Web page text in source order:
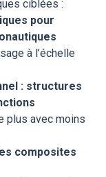
ciblées :
pour
à l’échelle
: structures
plus avec moins
composites